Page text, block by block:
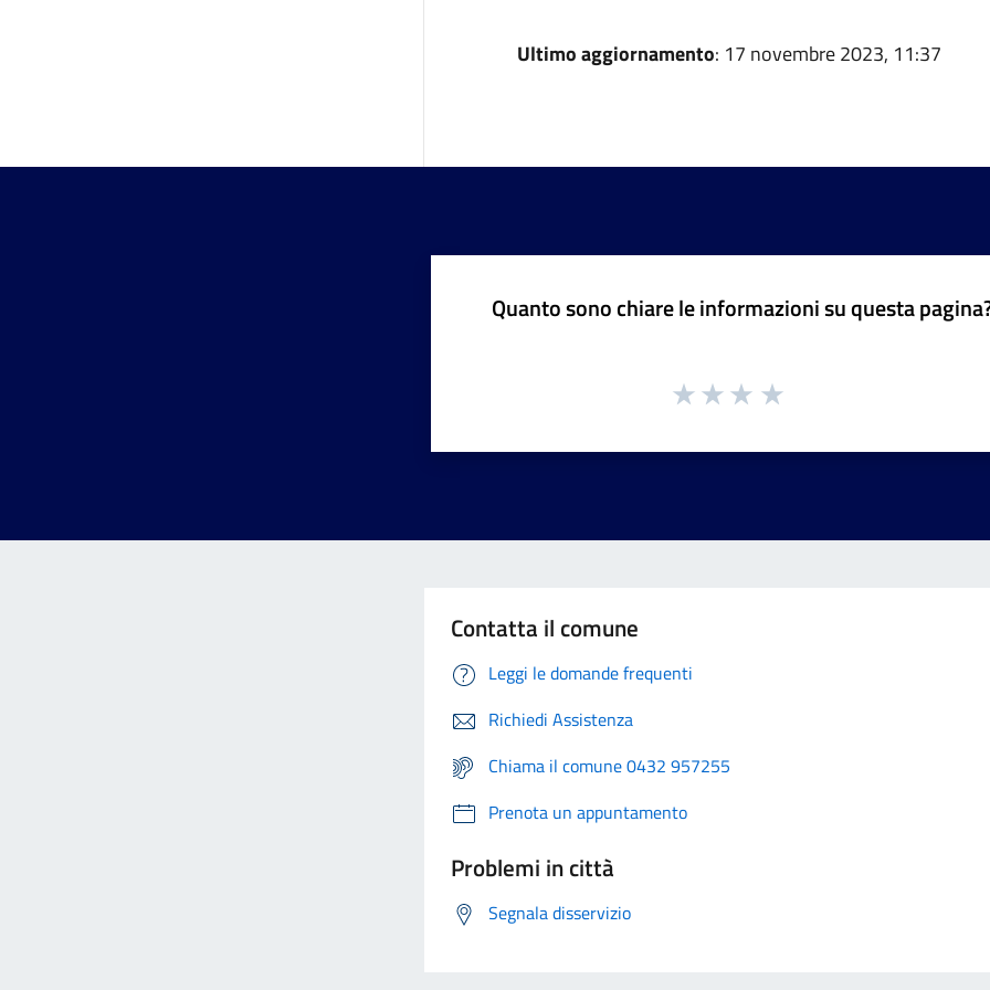
Ultimo aggiornamento: 17 novembre 2023, 11:37
Quanto sono chiare le informazioni su questa
Contatta il comune
Leggi le domande frequenti
Richiedi Assistenza
Chiama il comune 0432 957255
Prenota un appuntamento
Problemi in città
Segnala disservizio